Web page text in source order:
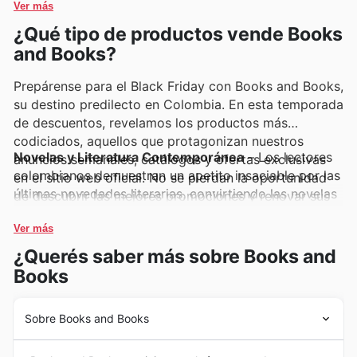
promociones imperdibles.
Ver más
¿Qué tipo de productos vende Books
and Books?
Prepárense para el Black Friday con Books and Books,
su destino predilecto en Colombia. En esta temporada
de descuentos, revelamos los productos más
codiciados, aquellos que protagonizan nuestros
anuncios semanales, catálogos y ofertas exclusivas
en el sitio web oficial. No se pierdan la oportunidad
de descubrir las mejores promociones y renovar sus
Novelas y Literatura Contemporánea– Los lectores
colombianos demuestran un apetito insaciable por las
últimas novedades literarias, convirtiendo las novelas
Estos títulos, aclamados por su calidad y narrativa
envolvente, son un componente clave en las
and Books ofertasde Black Friday, asegurando a los
clientes acceso a historias cautivadoras a precios
Books weekly ads.
Ver más
¿Querés saber más sobre Books and
Books
Sobre Books and Books